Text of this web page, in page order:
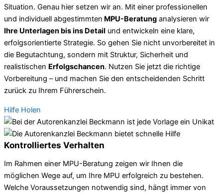
Situation. Genau hier setzen wir an. Mit einer professionellen
und individuell abgestimmten MPU-Beratung analysieren wir
Ihre Unterlagen bis ins Detail und entwickeln eine klare,
erfolgsorientierte Strategie. So gehen Sie nicht unvorbereitet in
die Begutachtung, sondern mit Struktur, Sicherheit und
realistischen Erfolgschancen. Nutzen Sie jetzt die richtige
Vorbereitung – und machen Sie den entscheidenden Schritt
zurück zu Ihrem Führerschein.
Hilfe Holen
Kontrolliertes Verhalten
Im Rahmen einer MPU-Beratung zeigen wir Ihnen die
möglichen Wege auf, um Ihre MPU erfolgreich zu bestehen.
Welche Voraussetzungen notwendig sind, hängt immer von